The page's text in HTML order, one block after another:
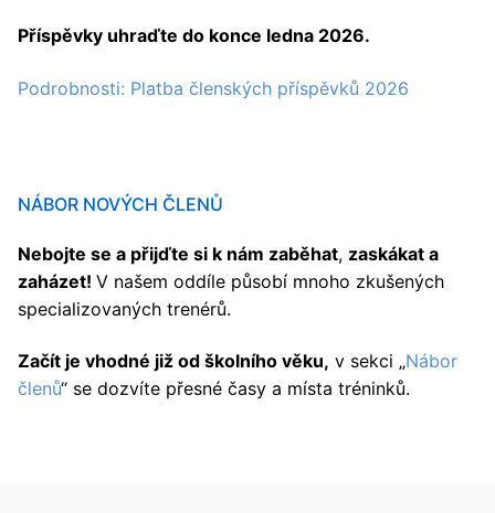
Příspěvky uhraďte do konce ledna 2026.
Podrobnosti: Platba členských příspěvků 2026
NÁBOR NOVÝCH ČLENŮ
Nebojte se a přijďte si k nám zaběhat, zaskákat a
zaházet! V našem oddíle působí mnoho zkušených
specializovaných trenérů.
Začít je vhodné již od školního věku, v sekci „Nábor
členů“ se dozvíte přesné časy a místa tréninků.